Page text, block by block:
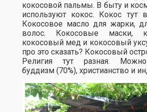
кокосовой пальмы. В быту и
используют кокос. Кокос тут
Кокосовое масло для жарки,
волос. Кокосовые маски,
кокосовый мед и кокосовый
про это сказать? Кокосовый
Религия тут разная.
буддизм (70%), христианство и